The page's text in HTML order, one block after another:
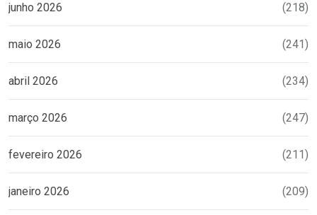
junho 2026 (218)
maio 2026 (241)
abril 2026 (234)
março 2026 (247)
fevereiro 2026 (211)
janeiro 2026 (209)